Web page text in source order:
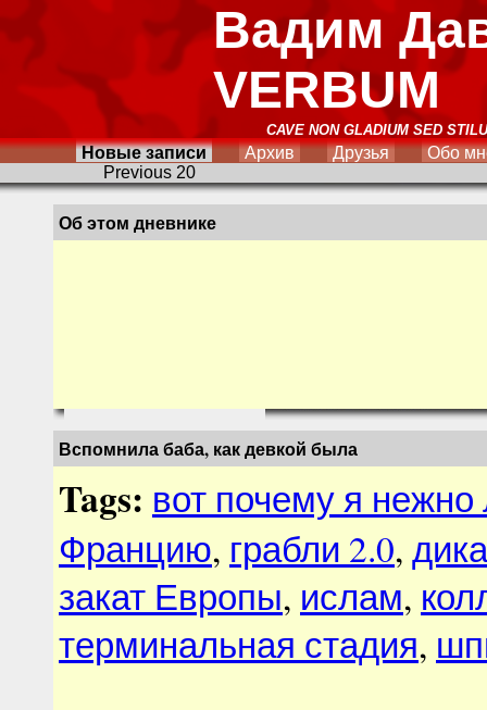
Вадим
VERBUM
CAVE NON GLADIUM SED
Новые записи Архив Друзья
Обо
Previous 20
Об этом дневнике
Вспомнила баба, как девкой была
Tags: вот почему я
Францию, грабли 2.0,
закат Европы, ислам,
терминальная стадия,